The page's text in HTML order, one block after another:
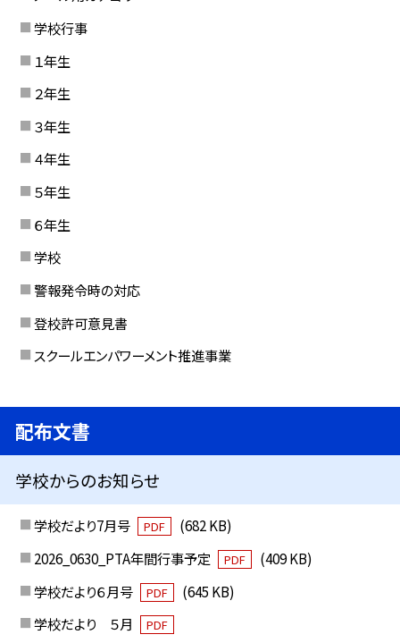
学校行事
１年生
２年生
３年生
４年生
５年生
６年生
学校
警報発令時の対応
登校許可意見書
スクールエンパワーメント推進事業
配布文書
学校からのお知らせ
学校だより7月号 PDF
(682 KB)
2026_0630_PTA年間行事予定
PDF
(409 KB)
学校だより６月号
PDF
(645 KB)
学校だより ５月
PDF